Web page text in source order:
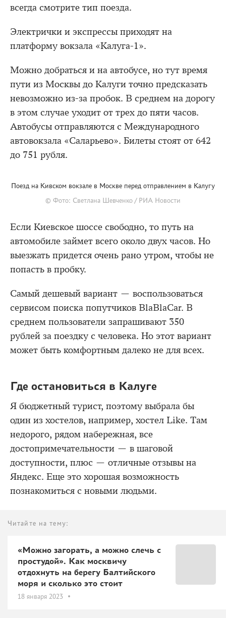
всегда смотрите тип поезда.
Электрички и экспрессы приходят на
платформу вокзала «Калуга-1».
Можно добраться и на автобусе, но тут время
пути из Москвы до Калуги точно предсказать
невозможно из-за пробок. В среднем на дорогу
в этом случае уходит от трех до пяти часов.
Автобусы отправляются с Международного
автовокзала «Саларьево». Билеты стоят от 642
до 751 рубля.
Поезд на Кивском вокзале в Москве перед отправлением в Калугу
© Фото: Светлана Шевченко / РИА Новости
Если Киевское шоссе свободно, то путь на
автомобиле займет всего около двух часов. Но
выезжать придется очень рано утром, чтобы не
попасть в пробку.
Самый дешевый вариант — воспользоваться
сервисом поиска попутчиков BlaBlaCar. В
среднем пользователи запрашивают 350
рублей за поездку с человека. Но этот вариант
может быть комфортным далеко не для всех.
Где остановиться в Калуге
Я бюджетный турист, поэтому выбрала бы
один из хостелов, например, хостел Like. Там
недорого, рядом набережная, все
достопримечательности — в шаговой
доступности, плюс — отличные отзывы на
Яндекс. Еще это хорошая возможность
познакомиться с новыми людьми.
Читайте на тему:
«Можно загорать, а можно слечь с
простудой». Как москвичу
отдохнуть на берегу Балтийского
моря и сколько это стоит
18 января 2023